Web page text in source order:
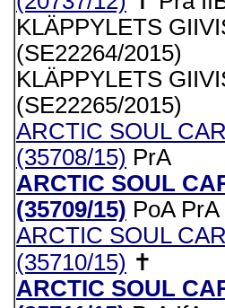
KLÄPPYLETS
(SE22264/2015)
KLÄPPYLETS
(SE22265/2015)
ARCTIC SOUL
(35708/15) PrA
ARCTIC SOUL
(35709/15) PoA PrA
ARCTIC SOUL
(35710/15) ✝
ARCTIC SOUL